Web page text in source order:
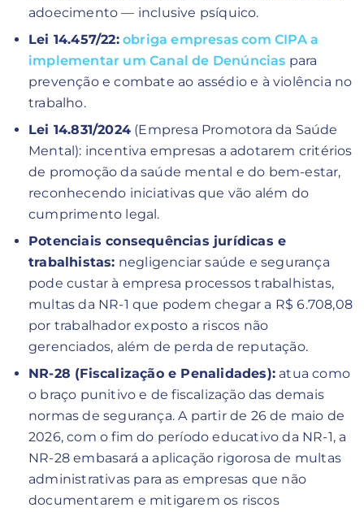
adoecimento — inclusive psíquico.
Lei 14.457/22: obriga empresas com CIPA a
implementar um Canal de Denúncias para
prevenção e combate ao assédio e à violência no
trabalho.
Lei 14.831/2024 (Empresa Promotora da Saúde
Mental): incentiva empresas a adotarem critérios
de promoção da saúde mental e do bem-estar,
reconhecendo iniciativas que vão além do
cumprimento legal.
Potenciais consequências jurídicas e
trabalhistas: negligenciar saúde e segurança
pode custar à empresa processos trabalhistas,
multas da NR-1 que podem chegar a R$ 6.708,08
por trabalhador exposto a riscos não
gerenciados, além de perda de reputação.
NR-28 (Fiscalização e Penalidades): atua como
o braço punitivo e de fiscalização das demais
normas de segurança. A partir de 26 de maio de
2026, com o fim do período educativo da NR-1, a
NR-28 embasará a aplicação rigorosa de multas
administrativas para as empresas que não
documentarem e mitigarem os riscos